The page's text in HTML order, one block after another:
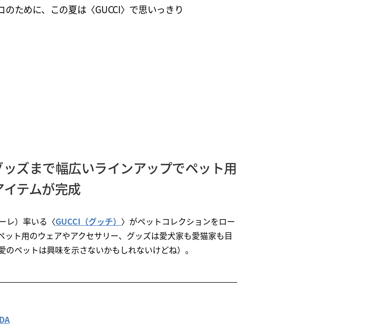
ために、この夏は〈GUCCI〉で思いっきり
ズまで幅広いラインアップでペット用
イテムが完成
レ）率いる〈GUCCI（グッチ） 〉がペットコレクションをロー
ト用のウェアやアクセサリー、グッズは愛犬家も愛猫家も目
ペットは興味を示さないかもしれないけどね）。